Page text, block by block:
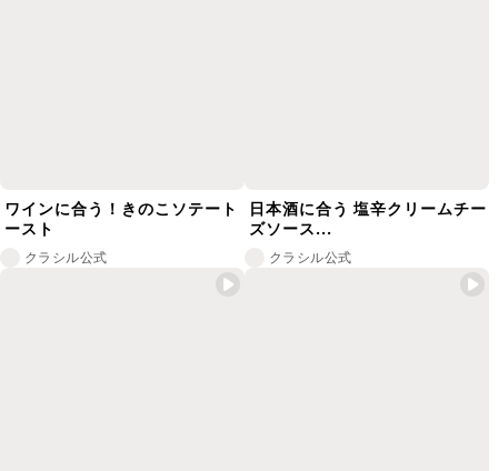
ワインに合う！きのこソテート
ースト
クラシル公式
日本酒に合う 塩辛クリームチー
ズソース...
クラシル公式